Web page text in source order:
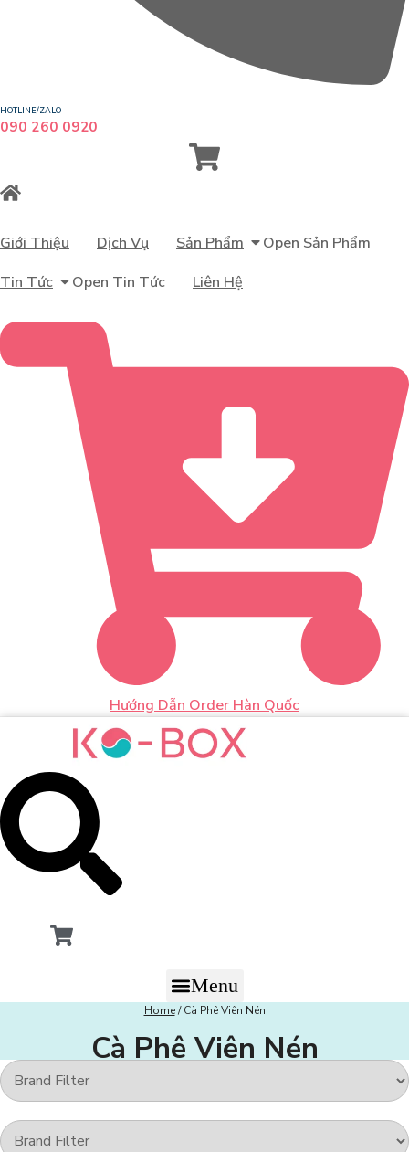
HOTLINE/ZALO
090 260 0920
Giới Thiệu Dịch Vụ Sản Phẩm
Open Sản Phẩm
Tin Tức
Open Tin Tức Liên Hệ
Hướng Dẫn Order Hàn Quốc
Menu
Home/ Cà Phê Viên Nén
Cà Phê Viên Nén